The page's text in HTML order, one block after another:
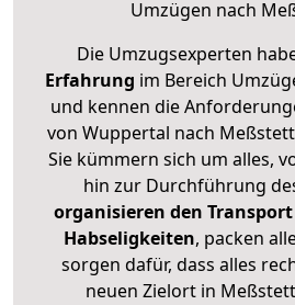
Umzügen nach
Die Umzugsexperten
Erfahrung im Bereich
und kennen die
von Wuppertal nach
Sie kümmern sich um alles,
hin zur Durchführung
organisieren den
Habseligkeiten, packen
sorgen dafür, dass alles
neuen Zielort in